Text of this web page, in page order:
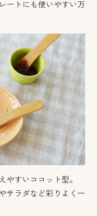
ートにも使いやすい万
やすいココット型。
サラダなど彩りよく一